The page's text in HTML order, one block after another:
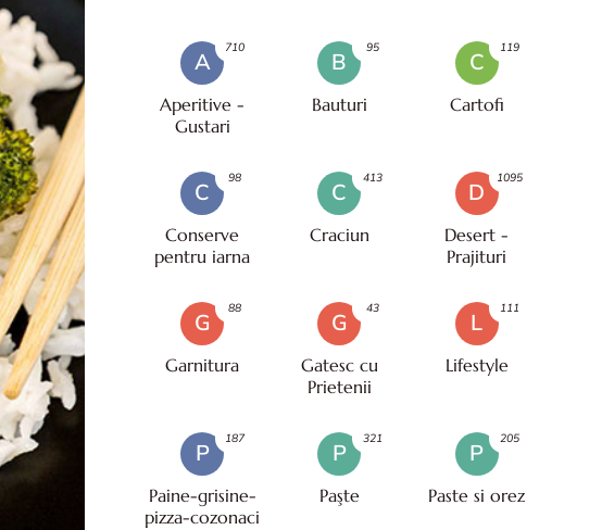
A
Aperitive -
Gustari
710
B
Bauturi
95
C
Cartofi
119
C
Conserve
pentru iarna
98
C
Craciun
413
D
Desert -
Prajituri
1095
G
Garnitura
88
G
Gatesc cu
Prietenii
43
L
Lifestyle
111
P
Paine-grisine-
pizza-cozonaci
187
P
Paşte
321
P
Paste si orez
205